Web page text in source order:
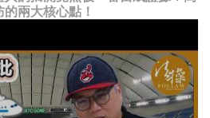
兩大核心點！